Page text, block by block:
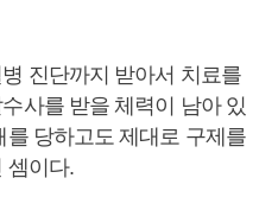
진단까지 받아서 치료를
사를 받을 체력이 남아 있
당하고도 제대로 구제를
셈이다.